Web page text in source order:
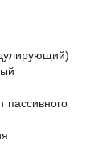
пассивного